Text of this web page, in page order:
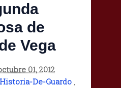
de
Vega
01, 2012
Historia-De-Guardo ,